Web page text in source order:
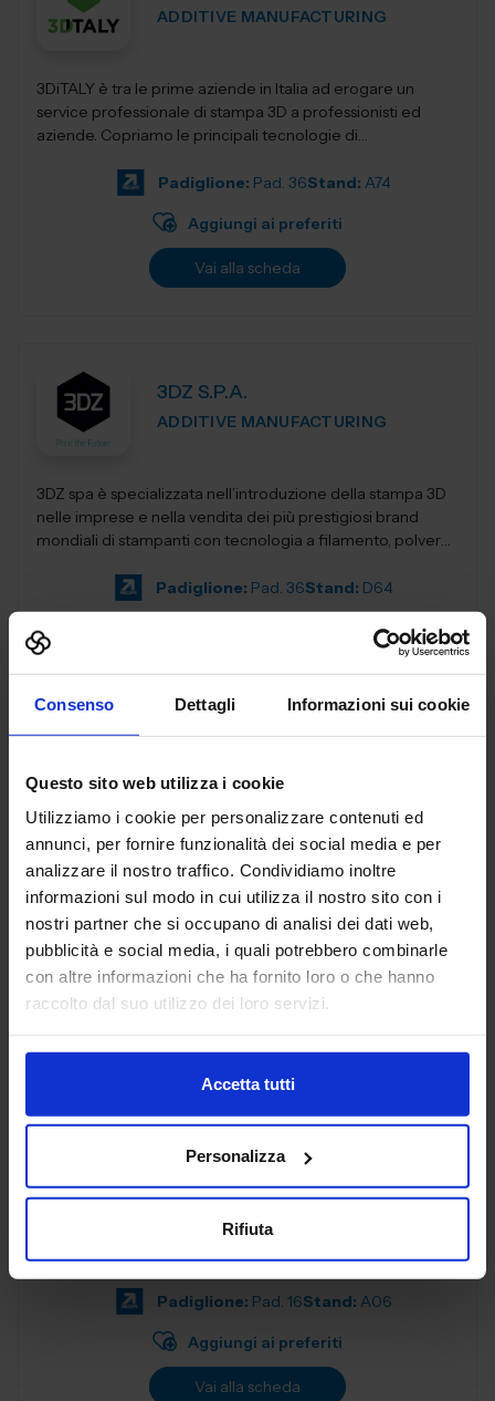
Consenso Dettagli Informazioni sui cookie
Questo sito web utilizza i cookie
Utilizziamo i cookie per personalizzare contenuti ed
annunci, per fornire funzionalità dei social media e per
analizzare il nostro traffico. Condividiamo inoltre
informazioni sul modo in cui utilizza il nostro sito con i
nostri partner che si occupano di analisi dei dati web,
pubblicità e social media, i quali potrebbero combinarle
con altre informazioni che ha fornito loro o che hanno
raccolto dal suo utilizzo dei loro servizi.
Accetta tutti
Personalizza
Rifiuta
ADDITIVE MANUFACTURING
3DiTALY è tra le prime aziende in Italia ad erogare un
service professionale di stampa 3D a professionisti ed
aziende. Copriamo le principali tecnologie di
Padiglione: Pad. 36Stand: A74
Aggiungi ai preferiti
Vai alla scheda
3DZ S.P.A.
ADDITIVE MANUFACTURING
3DZ spa è specializzata nell’introduzione della stampa 3D
nelle imprese e nella vendita dei più prestigiosi brand
mondiali di stampanti con tecnologia a filamento, polvere,
Padiglione: Pad. 36Stand: D64
Vai alla scheda
AG TECHNIK SRL
MACCHINE UTENSILI
Padiglione:Pad. 16 Stand:D44
Aggiungi ai preferiti
Vai alla scheda
nella progettazione e costruzione di teste angolari di alta
qualità
Padiglione: Pad. 16Stand: A06
Aggiungi ai preferiti
Vai alla scheda